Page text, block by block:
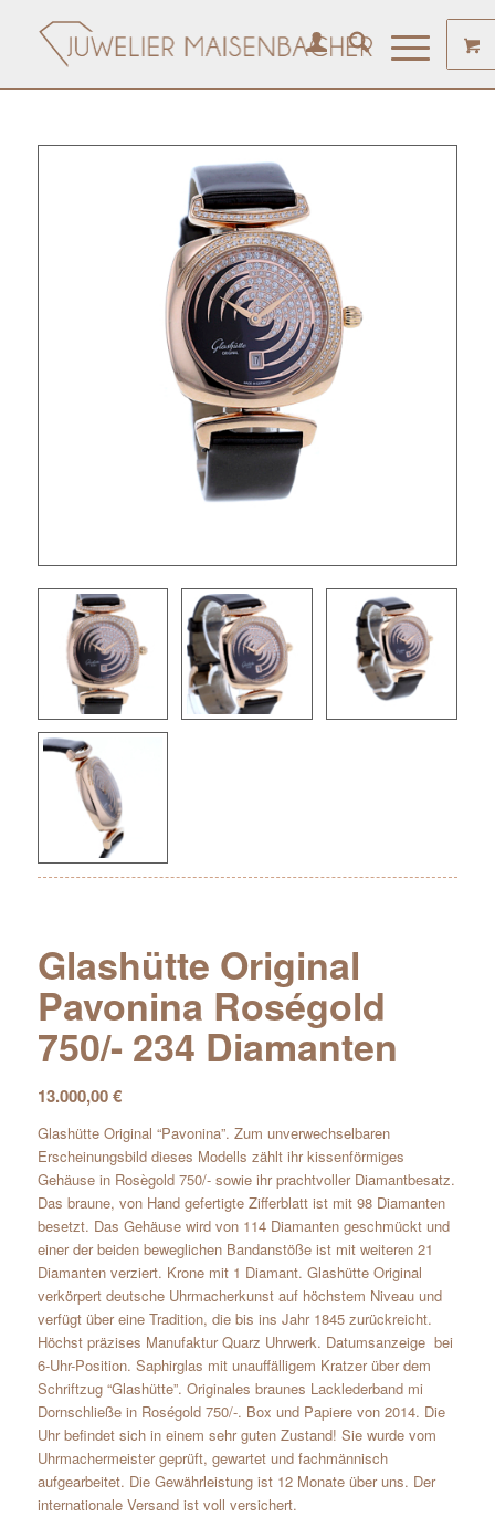
Glashütte Original
Pavonina Roségold
750/- 234 Diamanten
13.000,00€
Glashütte Original “Pavonina”. Zum unverwechselbaren
Erscheinungsbild dieses Modells zählt ihr kissenförmiges
Gehäuse in Rosègold 750/- sowie ihr prachtvoller Diamantbesatz.
Das braune, von Hand gefertigte Zifferblatt ist mit 98 Diamanten
besetzt. Das Gehäuse wird von 114 Diamanten geschmückt und
einer der beiden beweglichen Bandanstöße ist mit weiteren 21
Diamanten verziert. Krone mit 1 Diamant. Glashütte Original
verkörpert deutsche Uhrmacherkunst auf höchstem Niveau und
verfügt über eine Tradition, die bis ins Jahr 1845 zurückreicht.
Höchst präzises Manufaktur Quarz Uhrwerk. Datumsanzeige bei
6-Uhr-Position. Saphirglas mit unauffälligem Kratzer über dem
Schriftzug “Glashütte”. Originales braunes Lacklederband mi
Dornschließe in Roségold 750/-. Box und Papiere von 2014. Die
Uhr befindet sich in einem sehr guten Zustand! Sie wurde vom
Uhrmachermeister geprüft, gewartet und fachmännisch
aufgearbeitet. Die Gewährleistung ist 12 Monate über uns. Der
internationale Versand ist voll versichert.